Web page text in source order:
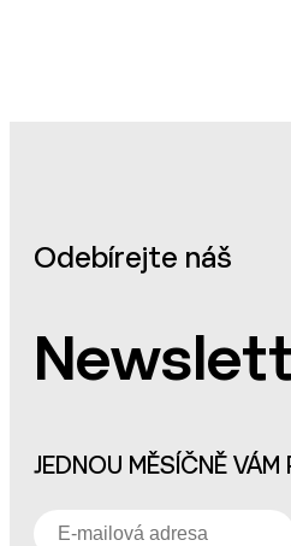
Odebírejte náš
JEDNOU MĚSÍČNĚ VÁM